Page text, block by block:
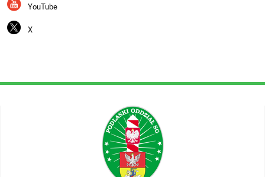
YouTube
X